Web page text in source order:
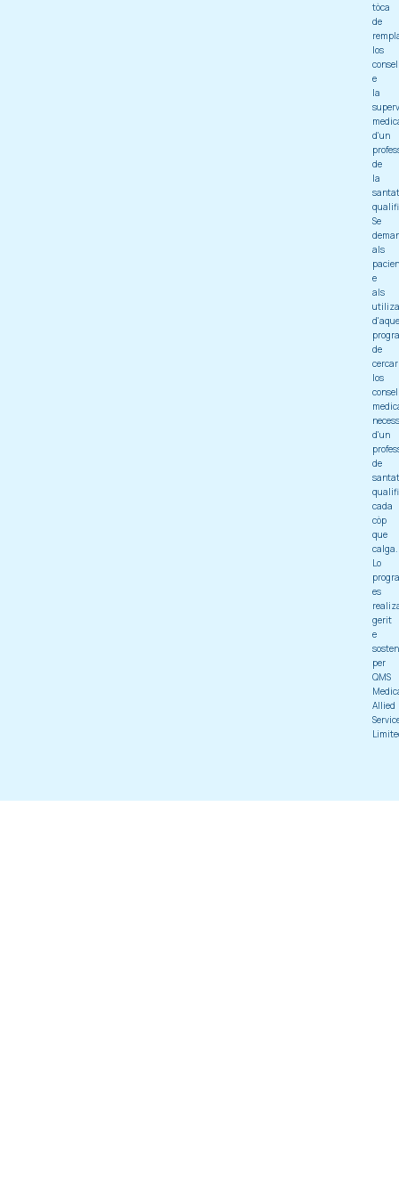
tòca
de
los
e
la
d'un
de
la
santat
Se
als
e
als
de
cercar
los
d'un
de
santat
cada
còp
que
calga.
Lo
es
gerit
e
per
QMS
Allied